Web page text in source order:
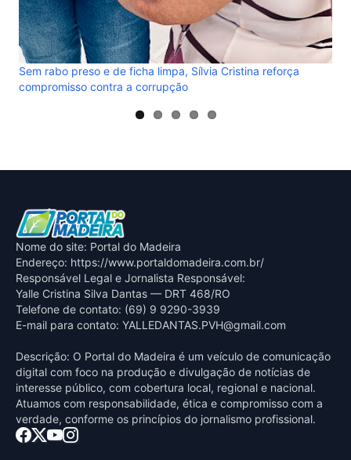
Nome do site: Portal do Madeira
Endereço: https://www.portaldomadeira.com.br/
Responsável Legal e Jornalista Responsável:
Yalle Cristina Silva Dantas — DRT 468/RO
Telefone de contato: (69) 9 9290-3939
E-mail para contato: YALLEDANTAS.PVH@gmail.com
Descrição: O Portal do Madeira é um veículo de comunicação
digital com foco na produção e divulgação de notícias de
interesse público, com cobertura local, regional e nacional.
Atuamos com responsabilidade, ética e compromisso com a
verdade, conforme os princípios do jornalismo profissional.